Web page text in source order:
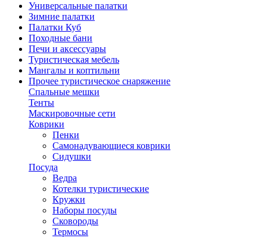
Универсальные палатки
Зимние палатки
Палатки Куб
Походные бани
Печи и аксессуары
Туристическая мебель
Мангалы и коптильни
Прочее туристическое снаряжение
Спальные мешки
Тенты
Маскировочные сети
Коврики
Пенки
Самонадувающиеся коврики
Сидушки
Посуда
Ведра
Котелки туристические
Кружки
Наборы посуды
Сковороды
Термосы